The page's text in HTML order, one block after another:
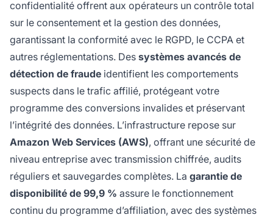
confidentialité offrent aux opérateurs un contrôle total
sur le consentement et la gestion des données,
garantissant la conformité avec le RGPD, le CCPA et
autres réglementations. Des systèmes avancés de
détection de fraude identifient les comportements
suspects dans le trafic affilié, protégeant votre
programme des conversions invalides et préservant
l’intégrité des données. L’infrastructure repose sur
Amazon Web Services (AWS), offrant une sécurité de
niveau entreprise avec transmission chiffrée, audits
réguliers et sauvegardes complètes. La garantie de
disponibilité de 99,9 % assure le fonctionnement
continu du programme d’affiliation, avec des systèmes